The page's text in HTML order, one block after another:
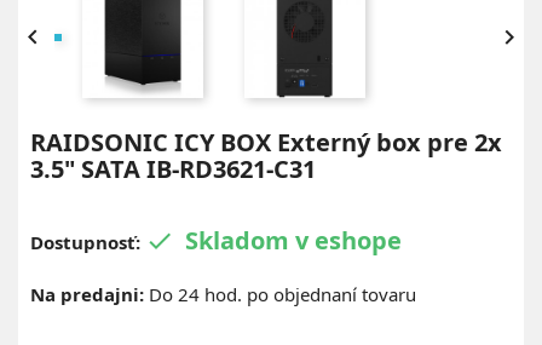
 
RAIDSONIC ICY BOX Externý box pre 2x
3.5" SATA IB-RD3621-C31
Dostupnosť:  Skladom v eshope
Na predajni: Do 24 hod. po objednaní tovaru